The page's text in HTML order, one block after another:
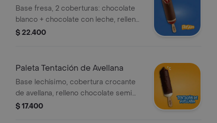
Base fresa, 2 coberturas: chocolate
blanco + chocolate con leche, relleno
lechísimo.
$ 22.400
Paleta Tentación de Avellana
Base lechísimo, cobertura crocante
de avellana, relleno chocolate semi
amargo.
$ 17.400